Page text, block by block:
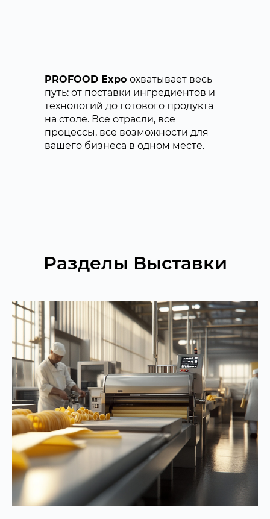
PROFOOD Expo охватывает весь
путь: от поставки ингредиентов и
технологий до готового продукта
на столе. Все отрасли, все
процессы, все возможности для
вашего бизнеса в одном месте.
Разделы Выставки